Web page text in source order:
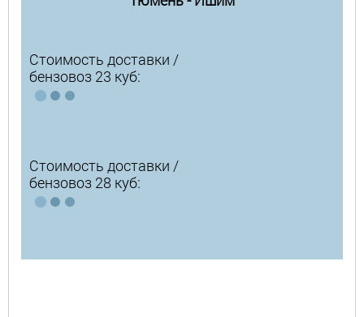
Стоимость доставки /
бензовоз 23 куб:
Стоимость доставки /
бензовоз 28 куб: